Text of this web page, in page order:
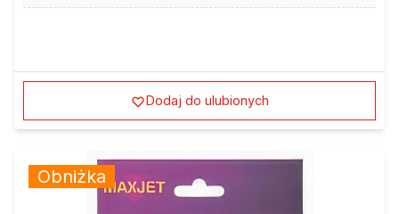
Dodaj do ulubionych
Obniżka